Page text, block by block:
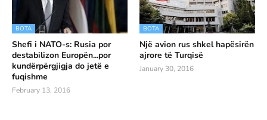
BOTA
Shefi i NATO-s: Rusia por
destabilizon Europën...por
kundërpërgjigja do jetë e
fuqishme
February 13, 2016
BOTA
Një avion rus shkel hapësirën
ajrore të Turqisë
January 30, 2016